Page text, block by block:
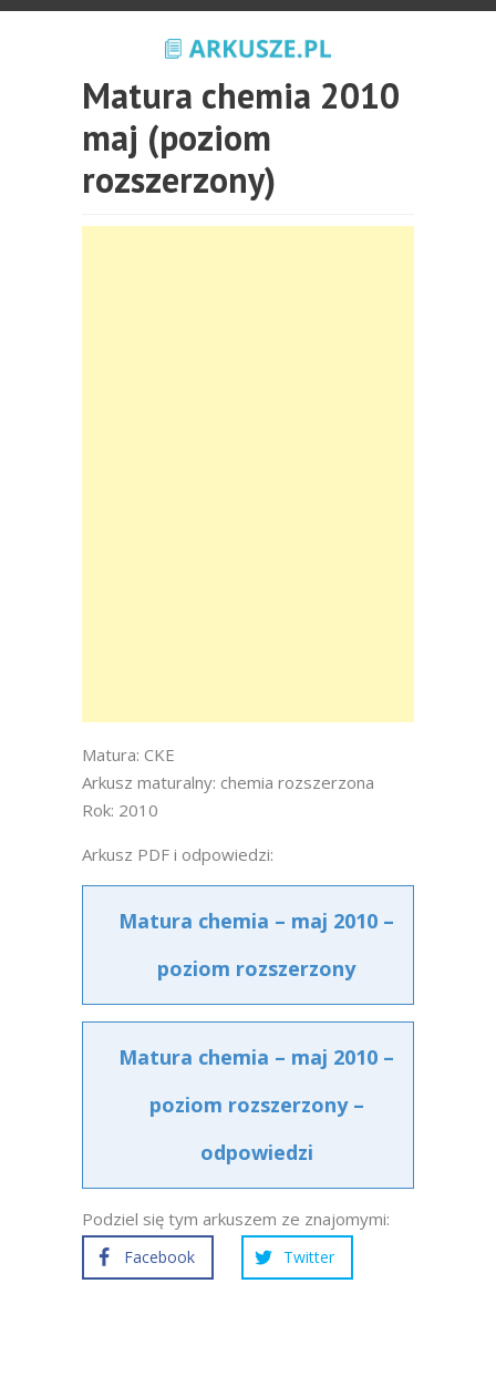
Matura chemia 2010
maj (poziom
rozszerzony)
Matura: CKE
Arkusz maturalny: chemia rozszerzona
Rok: 2010
Arkusz PDF i odpowiedzi:
Matura chemia – maj 2010 –
poziom rozszerzony
Matura chemia – maj 2010 –
poziom rozszerzony –
odpowiedzi
Podziel się tym arkuszem ze znajomymi:
Facebook Twitter